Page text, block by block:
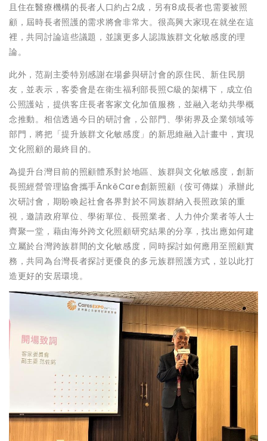
且住在醫療機構的長者人口約占2成，另有8成長者也需要被照
顧，屆時長者照護的需求將會非常大。很高興大家現在就坐在這
裡，共同討論這些議題，並讓更多人認識族群文化敏感度的理
論。
此外，范副主委特別感謝在場參與研討會的原住民、新住民朋
友，並表示，客委會是在衛生福利部長照C級的架構下，成立伯
公照護站，提供客庄長者客家文化加值服務，並融入老幼共學概
念推動。相信透過今日的研討會，公部門、學術界及企業領域等
部門，將把「提升族群文化敏感度」的新思維融入計畫中，實現
文化照顧的最終目的。
為提升台灣目前的照顧體系對於地區、族群與文化敏感度，創新
長照經營管理協會攜手ĀnkěCare創新照顧（侒可傳媒）承辦此
次研討會，期盼喚起社會各界對於不同族群納入長照政策的重
視，邀請政府單位、學術單位、長照業者、人力仲介業者等人士
齊聚一堂，藉由海外跨文化照顧研究結果的分享，找出應如何建
立屬於台灣跨族群間的文化敏感度，同時探討如何應用至照顧實
務，共同為台灣長者探討更優良的多元族群照護方式，並以此打
造更好的安居環境。